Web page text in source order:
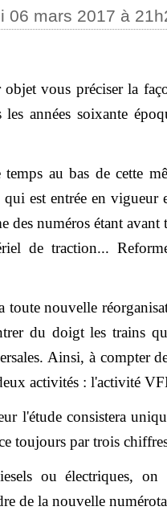
06 mars 2017 à
objet vous préciser la
années soixante
au bas de cette
est entrée en vigueur
des numéros étant
de traction...
nouvelle
du doigt les trains
Ainsi, à compter
activités : l'activité
l'étude consistera
toujours par trois
ou électriques,
de la nouvelle